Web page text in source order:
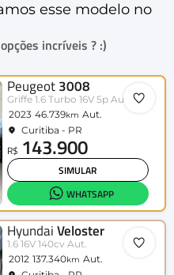
esse modelo no
incríveis ? :)
Peugeot 3008
Griffe 1.6 Turbo 16V 5p Aut.
2023 46.739km Aut.
Curitiba - PR
R$ 143.900
SIMULAR
WHATSAPP
HyundaiVeloster
1.6 16V 140cv Aut.
2012 137.340km Aut.